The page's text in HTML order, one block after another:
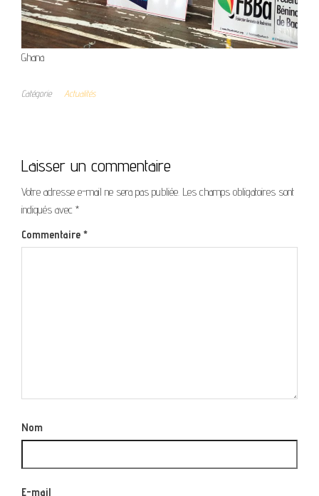
Ghana
Catégorie Actualités
Laisser un commentaire
Votre adresse e-mail ne sera pas publiée. Les champs obligatoires sont
indiqués avec *
Commentaire *
Nom
E-mail